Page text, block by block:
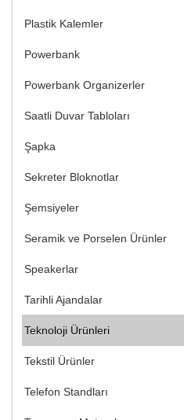
Plastik Kalemler
Powerbank
Powerbank Organizerler
Saatli Duvar Tabloları
Şapka
Sekreter Bloknotlar
Şemsiyeler
Seramik ve Porselen Ürünler
Speakerlar
Tarihli Ajandalar
Teknoloji Ürünleri
Tekstil Ürünler
Telefon Standları